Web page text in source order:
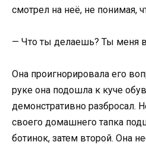
смотрел на неё, не понимая,
— Что ты делаешь? Ты меня
Она проигнорировала его
руке она подошла к куче
демонстративно разбросал.
своего домашнего тапка
ботинок, затем второй. Она